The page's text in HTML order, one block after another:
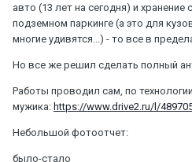
авто (13 лет на сегодня) и
подземном паркинге (а это для
многие удивятся...) - то все в
Но все же решил сделать полный
Работы проводил сам, по
мужика: https://www.drive2.ru/l/
Небольшой фотоотчет:
было-стало